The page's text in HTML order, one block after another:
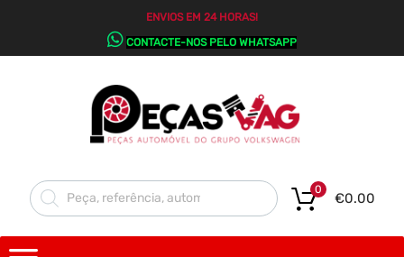
ENVIOS EM 24 HORAS!
CONTACTE-NOS PELO WHATSAPP
€0.00
0